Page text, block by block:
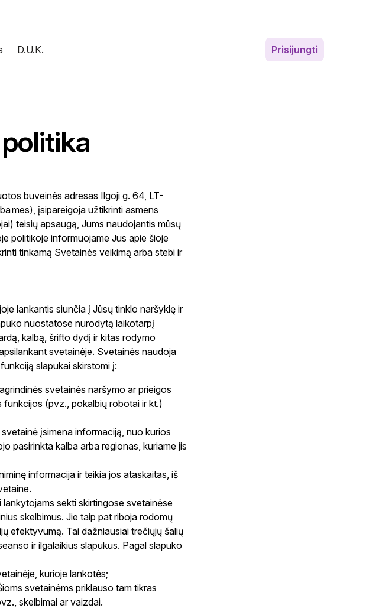
D.U.K. Prisijungti
buveinės adresas Ilgoji g. 64, LT-
mes), įsipareigoja užtikrinti asmens
teisių apsaugą, Jums naudojantis mūsų
politikoje informuojame Jus apie šioje
tinkamą Svetainės veikimą arba stebi ir
lankantis siunčia į Jūsų tinklo naršyklę ir
nuostatose nurodytą laikotarpį
kalbą, šrifto dydį ir kitas rodymo
svetainėje. Svetainės naudoja
slapukai skirstomi į:
svetainės naršymo ar prieigos
(pvz., pokalbių robotai ir kt.)
įsimena informaciją, nuo kurios
pasirinkta kalba arba regionas, kuriame jis
informacija ir teikia jos ataskaitas, iš
sekti skirtingose svetainėse
skelbimus. Jie taip pat riboja rodomų
efektyvumą. Tai dažniausiai trečiųjų šalių
ir ilgalaikius slapukus. Pagal slapuko
kurioje lankotės;
svetainėms priklauso tam tikras
skelbimai ar vaizdai.